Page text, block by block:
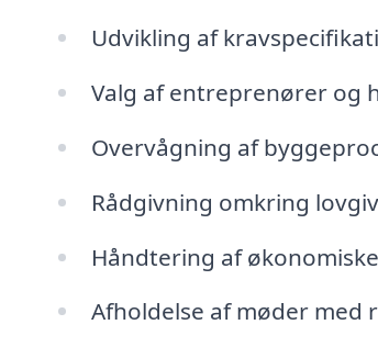
Udvikling af
Valg af entreprenører og
Overvågning af
Rådgivning omkring
Håndtering af
Afholdelse af møder